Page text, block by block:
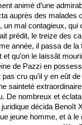
animé d’une
auprès des malades
un mal contagieux, qui
prédit, le treize des
année, il passa de la
et qu’on le laissât
de Pazzi en
pas cru qu’il y en eût
sainteté
De nombreux et
juridique décida Benoît
jeune homme, et à